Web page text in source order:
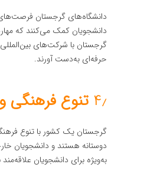
دانشگاه‌های گرجستان
دانشجویان کمک می‌کنند که
گرجستان با شرکت‌های
حرفه‌ای به‌دست آورند.
۴٫ تنوع فرهنگی
گرجستان یک کشور با تنوع
دوستانه هستند و دانشجویان
به‌ویژه برای دانشجویان